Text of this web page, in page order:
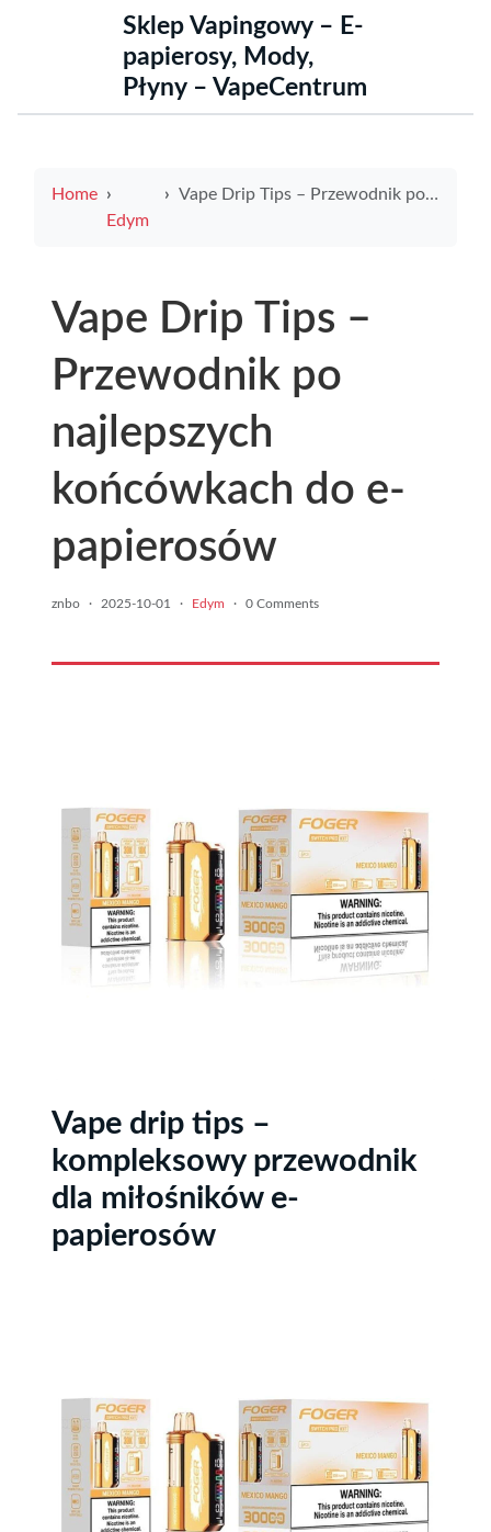
Sklep Vapingowy – E-
papierosy, Mody,
Płyny – VapeCentrum
Home
Edym
Vape Drip Tips – Przewodnik po najlepszych końcówkach do e-papierosów
Vape Drip Tips –
Przewodnik po
najlepszych
końcówkach do e-
papierosów
znbo · 2025-10-01 · Edym · 0 Comments
Vape drip tips –
kompleksowy przewodnik
dla miłośników e-
papierosów